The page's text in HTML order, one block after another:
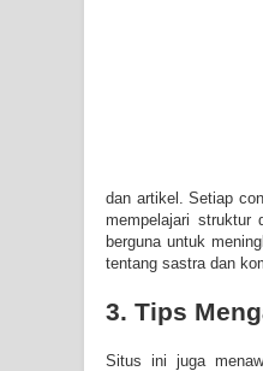
dan artikel. Setiap
mempelajari struktur
berguna untuk
tentang sastra dan
3. Tips
Situs ini juga